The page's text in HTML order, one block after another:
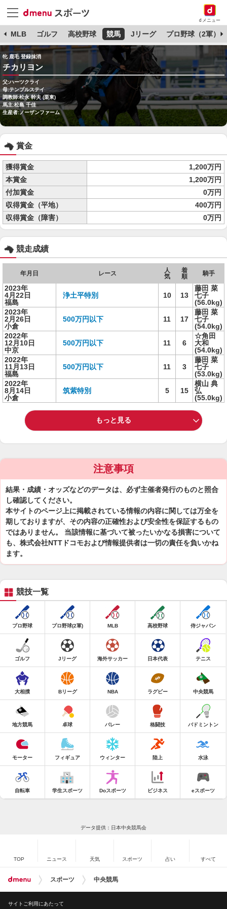
dメニュー
MLB ゴルフ 高校野球 競馬 Jリーグ プロ野球（2軍）
牝 鹿毛 登録抹消
チカリヨン
父:ハーツクライ
母:テンプルステイ
調教師:松永 幹夫 (栗東)
馬主:松島 千佳
生産者:ノーザンファーム
賞金
獲得賞金
1,200万円
本賞金
1,200万円
付加賞金
0万円
収得賞金（平地）
400万円
収得賞金（障害）
0万円
競走成績
年月日 レース
人
気
着
順
騎手
2023年
4月22日
福島
浄土平特別 10 13
藤田 菜
七子
(56.0kg)
2023年
2月26日
小倉
500万円以下 11 17
藤田 菜
七子
(54.0kg)
2022年
12月10日
中京
500万円以下 11 6
☆角田
大和
(54.0kg)
2022年
11月13日
福島
500万円以下 11 3
藤田 菜
七子
(53.0kg)
2022年
8月14日
小倉
筑紫特別 5 15
横山 典
弘
(55.0kg)
もっと見る
注意事項
結果・成績・オッズなどのデータは、必ず主催者発行のものと照合
し確認してください。
本サイトのページ上に掲載されている情報の内容に関しては万全を
期しておりますが、その内容の正確性および安全性を保証するもの
ではありません。 当該情報に基づいて被ったいかなる損害について
も、株式会社NTTドコモおよび情報提供者は一切の責任を負いかね
ます。
競技一覧
プロ野球 プロ野球(2軍) MLB 高校野球 侍ジャパン
ゴルフ Jリーグ 海外サッカー 日本代表 テニス
大相撲 Bリーグ NBA ラグビー 中央競馬
地方競馬 卓球 バレー 格闘技 バドミントン
モーター フィギュア ウィンター 陸上 水泳
自転車 学生スポーツ Doスポーツ ビジネス eスポーツ
データ提供：日本中央競馬会
TOP ニュース 天気 スポーツ 占い すべて
スポーツ 中央競馬
サイトご利用にあたって